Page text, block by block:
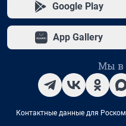
Google Play
App Gallery
Мы в
Контактные данные для